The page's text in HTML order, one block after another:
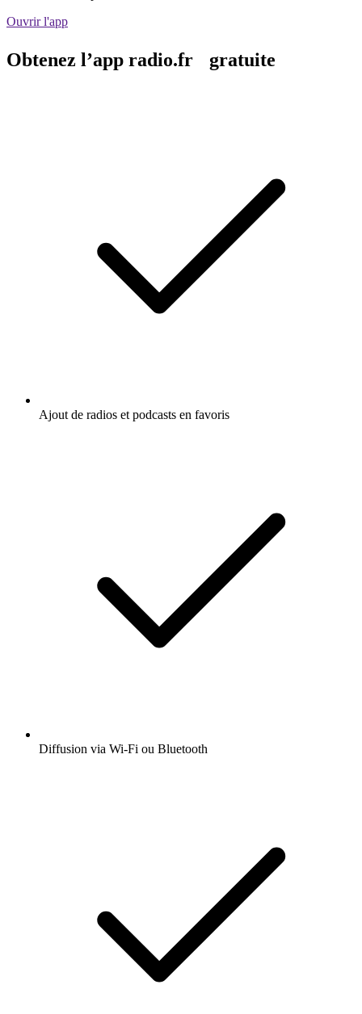
Ouvrir l'app
Obtenez l’app radio.fr gratuite
Ajout de radios et podcasts en favoris
Diffusion via Wi-Fi ou Bluetooth